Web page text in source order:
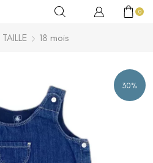
0
TAILLE 18 mois
30%